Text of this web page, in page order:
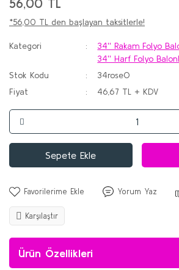
56,00 TL
*56,00 TL den başlayan taksitlerle!
Kategori 34'' Rakam Folyo
34'' Harf Folyo
Stok Kodu
34roseO
Fiyat
46,67 TL + KDV
Sepete Ekle
Yorum Yaz
Karşılaştır
Ürün Özellikleri